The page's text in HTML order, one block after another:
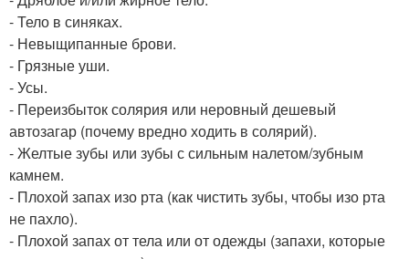
- Тело в синяках.
- Невыщипанные брови.
- Грязные уши.
- Усы.
- Переизбыток солярия или неровный дешевый
автозагар (почему вредно ходить в солярий).
- Желтые зубы или зубы с сильным налетом/зубным
камнем.
- Плохой запах изо рта (как чистить зубы, чтобы изо рта
не пахло).
- Плохой запах от тела или от одежды (запахи, которые